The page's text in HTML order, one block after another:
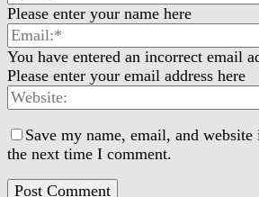
Please enter your name here
You have entered an incorrect email
Please enter your email address here
Save my name, email, and
the next time I comment.